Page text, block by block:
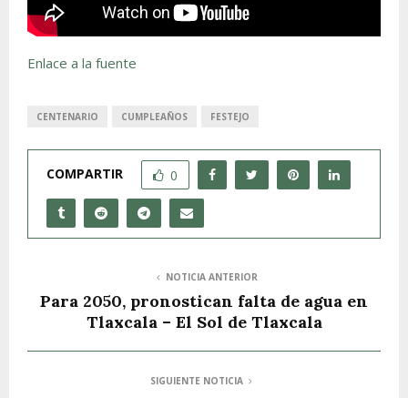
Enlace a la fuente
CENTENARIO CUMPLEAÑOS FESTEJO
COMPARTIR 0
NOTICIA ANTERIOR
Para 2050, pronostican falta de agua en
Tlaxcala – El Sol de Tlaxcala
SIGUIENTE NOTICIA